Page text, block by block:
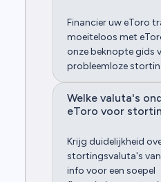
Financier uw eToro
moeiteloos met
onze beknopte gids
probleemloze
Welke valuta's
eToro voor
Krijg duidelijkheid
stortingsvaluta's van
info voor een soepel